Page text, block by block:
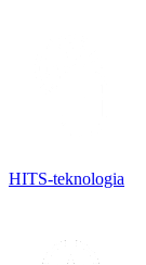
HITS-teknologia